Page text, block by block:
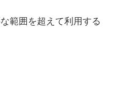
範囲を超えて利用する